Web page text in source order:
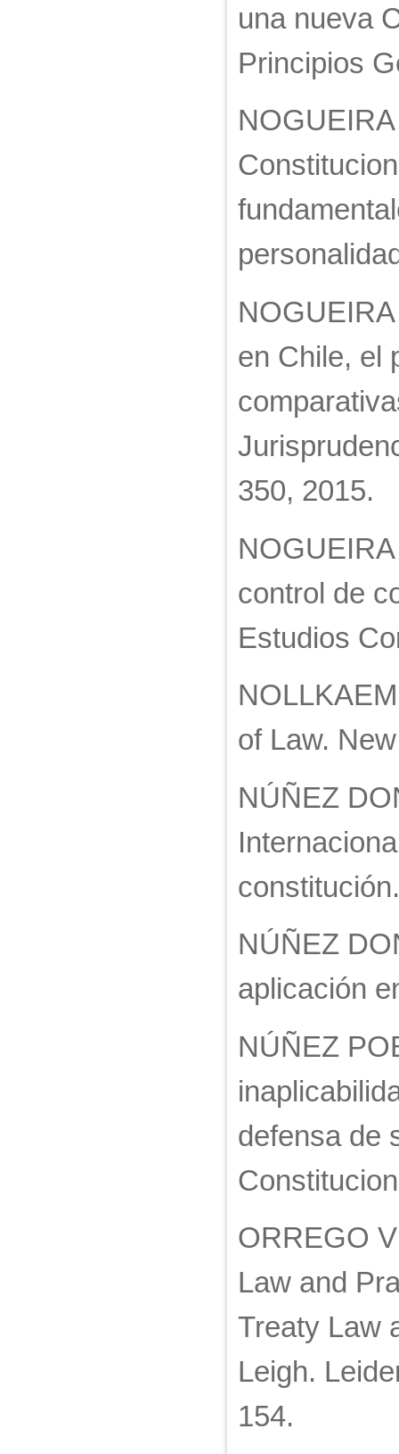
una nueva
Principios
en Chile, el
350, 2015.
control de
Estudios
of Law.
NÚÑEZ
NÚÑEZ
aplicación
NÚÑEZ
defensa de
ORREGO
Law and
Treaty Law
Leigh.
154.